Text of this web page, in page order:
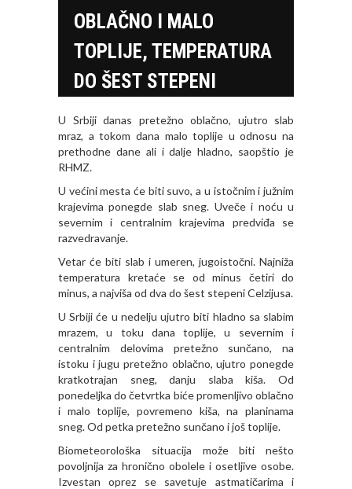
OBLAČNO I MALO
TOPLIJE, TEMPERATURA
DO ŠEST STEPENI
U Srbiji danas pretežno oblačno, ujutro slab
mraz, a tokom dana malo toplije u odnosu na
prethodne dane ali i dalje hladno, saopštio je
RHMZ.
U većini mesta će biti suvo, a u istočnim i južnim
krajevima ponegde slab sneg. Uveče i noću u
severnim i centralnim krajevima predviđa se
razvedravanje.
Vetar će biti slab i umeren, jugoistočni. Najniža
temperatura kretaće se od minus četiri do
minus, a najviša od dva do šest stepeni Celzijusa.
U Srbiji će u nedelju ujutro biti hladno sa slabim
mrazem, u toku dana toplije, u severnim i
centralnim delovima pretežno sunčano, na
istoku i jugu pretežno oblačno, ujutro ponegde
kratkotrajan sneg, danju slaba kiša. Od
ponedeljka do četvrtka biće promenljivo oblačno
i malo toplije, povremeno kiša, na planinama
sneg. Od petka pretežno sunčano i još toplije.
Biometeorološka situacija može biti nešto
povoljnija za hronično obolele i osetljive osobe.
Izvestan oprez se savetuje astmatičarima i